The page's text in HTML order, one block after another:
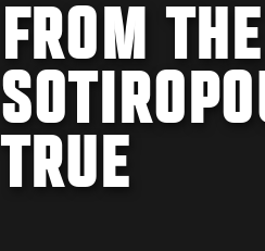
FROM
TRUE